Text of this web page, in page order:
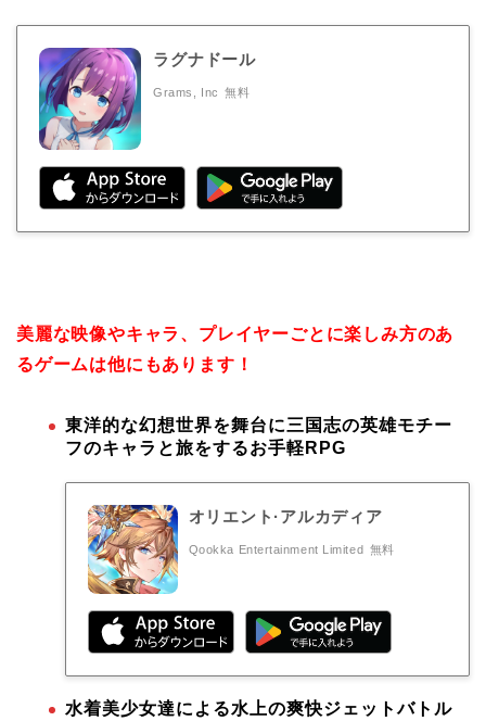
ラグナドール
Grams, Inc 無料
美麗な映像やキャラ、プレイヤーごとに楽しみ方のあ
るゲームは他にもあります！
東洋的な幻想世界を舞台に三国志の英雄モチー
フのキャラと旅をするお手軽RPG
オリエント·アルカディア
Qookka Entertainment Limited 無料
水着美少女達による水上の爽快ジェットバトル